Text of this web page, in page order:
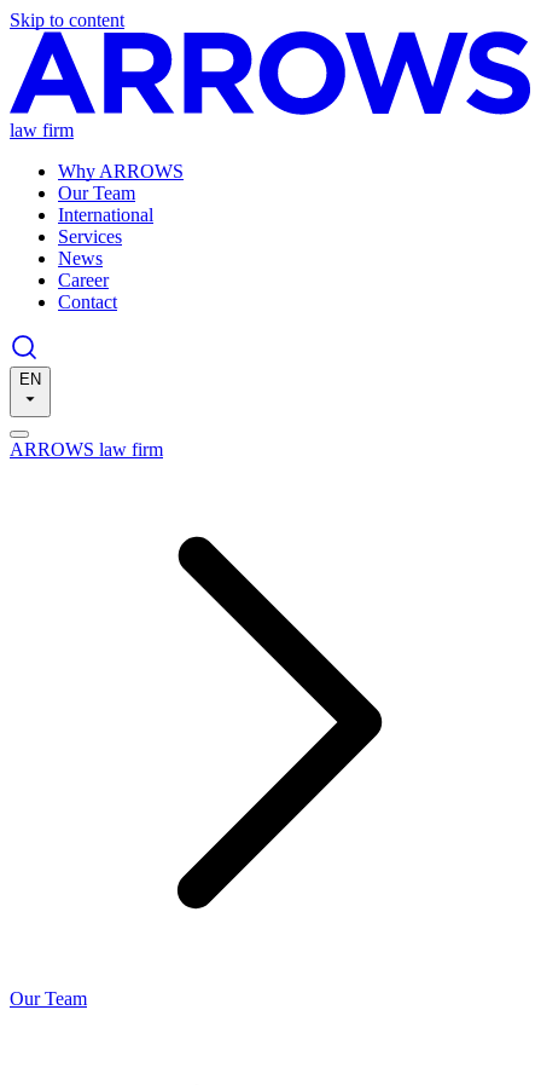
Skip to content
law firm
Why ARROWS
Our Team
International
Services
News
Career
Contact
EN
ARROWS law firm
Our Team